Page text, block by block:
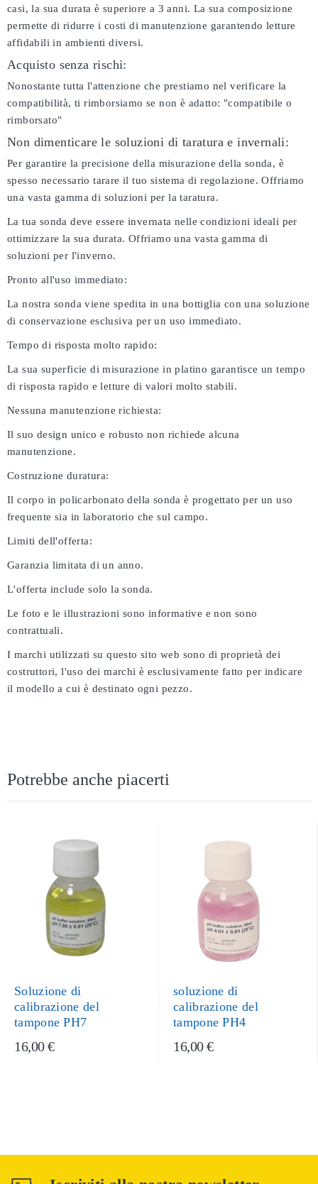
casi, la sua durata è superiore a 3 anni. La sua composizione
permette di ridurre i costi di manutenzione garantendo letture
affidabili in ambienti diversi.
Acquisto senza rischi:
Nonostante tutta l'attenzione che prestiamo nel verificare la
compatibilità, ti rimborsiamo se non è adatto: "compatibile o
rimborsato"
Non dimenticare le soluzioni di taratura e invernali:
Per garantire la precisione della misurazione della sonda, è
spesso necessario tarare il tuo sistema di regolazione. Offriamo
una vasta gamma di soluzioni per la taratura.
La tua sonda deve essere invernata nelle condizioni ideali per
ottimizzare la sua durata. Offriamo una vasta gamma di
soluzioni per l'inverno.
Pronto all'uso immediato:
La nostra sonda viene spedita in una bottiglia con una soluzione
di conservazione esclusiva per un uso immediato.
Tempo di risposta molto rapido:
La sua superficie di misurazione in platino garantisce un tempo
di risposta rapido e letture di valori molto stabili.
Nessuna manutenzione richiesta:
Il suo design unico e robusto non richiede alcuna
manutenzione.
Costruzione duratura:
Il corpo in policarbonato della sonda è progettato per un uso
frequente sia in laboratorio che sul campo.
Limiti dell'offerta:
Garanzia limitata di un anno.
L'offerta include solo la sonda.
Le foto e le illustrazioni sono informative e non sono
contrattuali.
I marchi utilizzati su questo sito web sono di proprietà dei
costruttori, l'uso dei marchi è esclusivamente fatto per indicare
il modello a cui è destinato ogni pezzo.
Potrebbe anche piacerti
Soluzione di
calibrazione del
tampone PH7
16,00 €
soluzione di
calibrazione del
tampone PH4
16,00 €